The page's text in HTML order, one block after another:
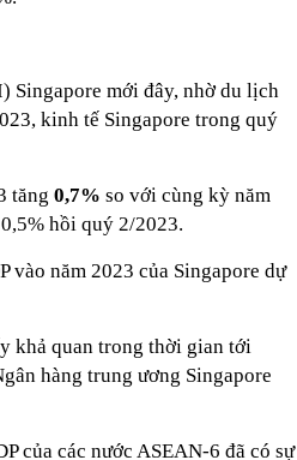
Singapore mới đây, nhờ du lịch
kinh tế Singapore trong quý
tăng 0,7% so với cùng kỳ năm
hồi quý 2/2023.
vào năm 2023 của Singapore dự
khả quan trong thời gian tới
hàng trung ương Singapore
của các nước ASEAN-6 đã có sự